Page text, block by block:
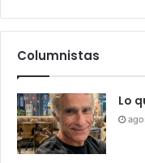
Columnistas
Lo